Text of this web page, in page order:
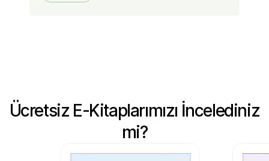
Ücretsiz E-Kitaplarımızı İncelediniz
mi?